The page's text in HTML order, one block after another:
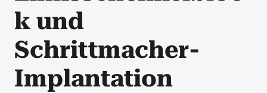
k und
Schrittmacher-
Implantation